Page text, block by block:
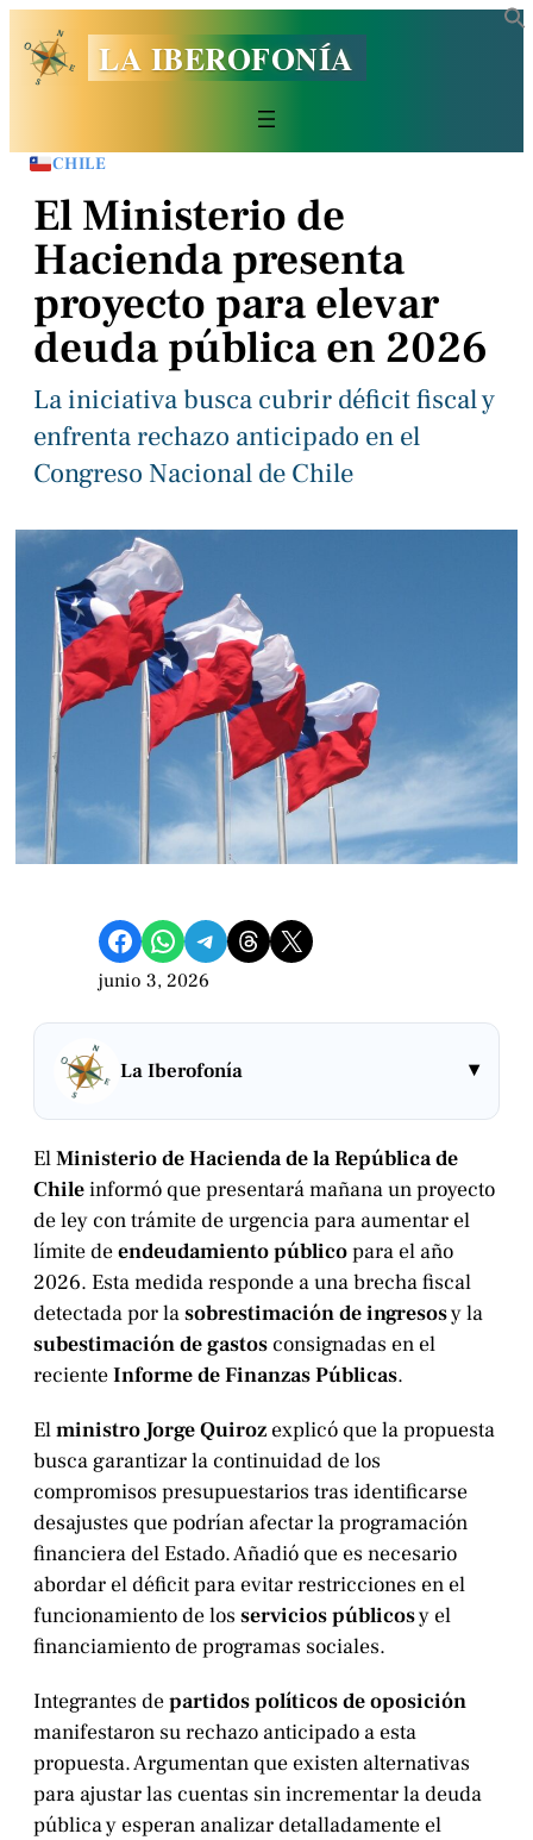
LA IBEROFONÍA
CHILE
El Ministerio de
Hacienda presenta
proyecto para elevar
deuda pública en 2026
La iniciativa busca cubrir déficit fiscal y
enfrenta rechazo anticipado en el
Congreso Nacional de Chile
Compartir en Facebook Compartir en WhatsApp Compartir en Telegram Share on Threads Compartir en X
junio 3, 2026
La Iberofonía ▾
ElMinisterio de Hacienda de la República de
Chileinformó que presentará mañana un proyecto
de ley con trámite de urgencia para aumentar el
límite deendeudamiento públicopara el año
2026. Esta medida responde a una brecha fiscal
detectada por lasobrestimación de ingresosy la
subestimación de gastos consignadas en el
recienteInforme de Finanzas Públicas.
Elministro Jorge Quiroz explicó que la propuesta
busca garantizar la continuidad de los
compromisos presupuestarios tras identificarse
desajustes que podrían afectar la programación
financiera del Estado. Añadió que es necesario
abordar el déficit para evitar restricciones en el
funcionamiento de los servicios públicosy el
financiamiento de programas sociales.
Integrantes departidos políticos de oposición
manifestaron su rechazo anticipado a esta
propuesta. Argumentan que existen alternativas
para ajustar las cuentas sin incrementar la deuda
pública y esperan analizar detalladamente el